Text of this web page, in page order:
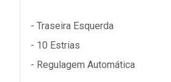
- Traseira Esquerda
- 10 Estrias
- Regulagem Automática